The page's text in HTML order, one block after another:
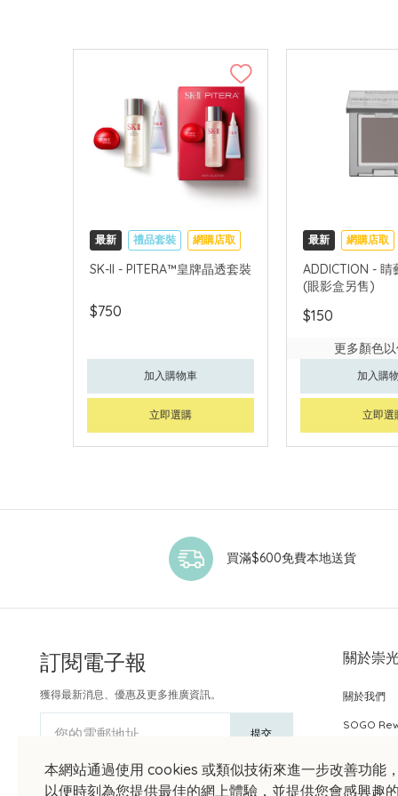
最新 禮品套裝
網購店取
可中國內地配送
SK-II - PITERA™皇牌晶透套裝
$750
加入購物車
立即選購
最新 網購店取
ADDICTION - 睛
(眼影盒另售)
$150
更多顏色
加入購
立即選
本網站通過使用 cookies 或類似技術來進一步改善功能
以便時刻為您提供最佳的網上體驗，並提供您會感興趣
買滿$600免費本地送貨
訂閱電子報
獲得最新消息、優惠及更多推廣資訊。
您的電郵地址 提交
關於崇
關於我們
SOGO